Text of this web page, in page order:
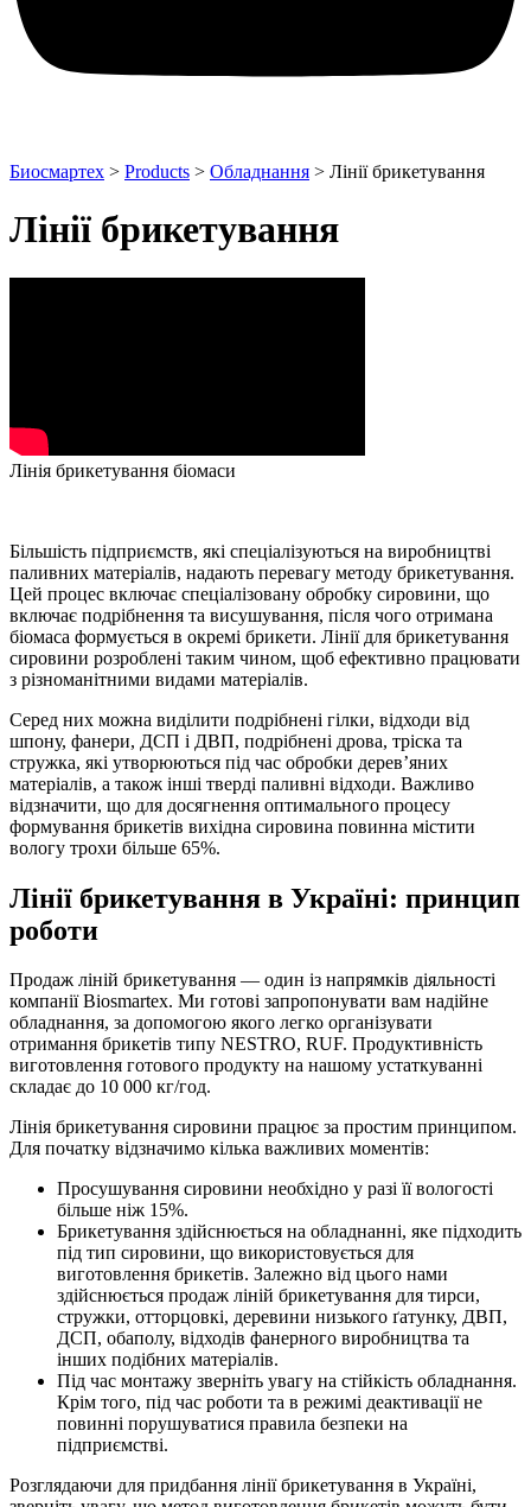
Биосмартех > Products > Обладнання > Лінії брикетування
Лінії брикетування
Лінія брикетування біомаси
Більшість підприємств, які спеціалізуються на виробництві
паливних матеріалів, надають перевагу методу брикетування.
Цей процес включає спеціалізовану обробку сировини, що
включає подрібнення та висушування, після чого отримана
біомаса формується в окремі брикети. Лінії для брикетування
сировини розроблені таким чином, щоб ефективно працювати
з різноманітними видами матеріалів.
Серед них можна виділити подрібнені гілки, відходи від
шпону, фанери, ДСП і ДВП, подрібнені дрова, тріска та
стружка, які утворюються під час обробки дерев’яних
матеріалів, а також інші тверді паливні відходи. Важливо
відзначити, що для досягнення оптимального процесу
формування брикетів вихідна сировина повинна містити
вологу трохи більше 65%.
Лінії брикетування в Україні: принцип
роботи
Продаж ліній брикетування — один із напрямків діяльності
компанії Biosmartex. Ми готові запропонувати вам надійне
обладнання, за допомогою якого легко організувати
отримання брикетів типу NESTRO, RUF. Продуктивність
виготовлення готового продукту на нашому устаткуванні
складає до 10 000 кг/год.
Лінія брикетування сировини працює за простим принципом.
Для початку відзначимо кілька важливих моментів:
Просушування сировини необхідно у разі її вологості
більше ніж 15%.
Брикетування здійснюється на обладнанні, яке підходить
під тип сировини, що використовується для
виготовлення брикетів. Залежно від цього нами
здійснюється продаж ліній брикетування для тирси,
стружки, отторцовкі, деревини низького ґатунку, ДВП,
ДСП, обаполу, відходів фанерного виробництва та
інших подібних матеріалів.
Під час монтажу зверніть увагу на стійкість обладнання.
Крім того, під час роботи та в режимі деактивації не
повинні порушуватися правила безпеки на
підприємстві.
Розглядаючи для придбання лінії брикетування в Україні,